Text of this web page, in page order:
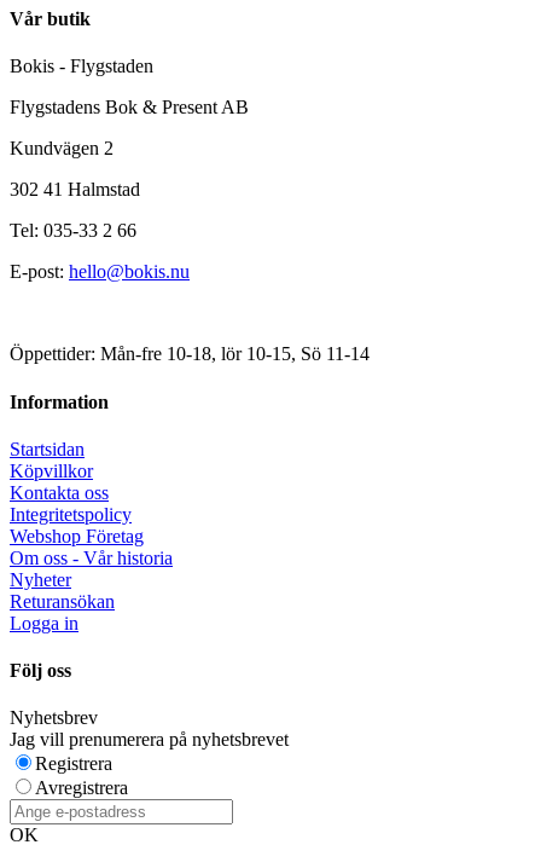
Vår butik
Bokis - Flygstaden
Flygstadens Bok & Present AB
Kundvägen 2
302 41 Halmstad
Tel: 035-33 2 66
E-post: hello@bokis.nu
Öppettider: Mån-fre 10-18, lör 10-15, Sö 11-14
Information
Startsidan
Köpvillkor
Kontakta oss
Integritetspolicy
Webshop Företag
Om oss - Vår historia
Nyheter
Returansökan
Logga in
Följ oss
Nyhetsbrev
Jag vill prenumerera på nyhetsbrevet
Registrera
Avregistrera
OK